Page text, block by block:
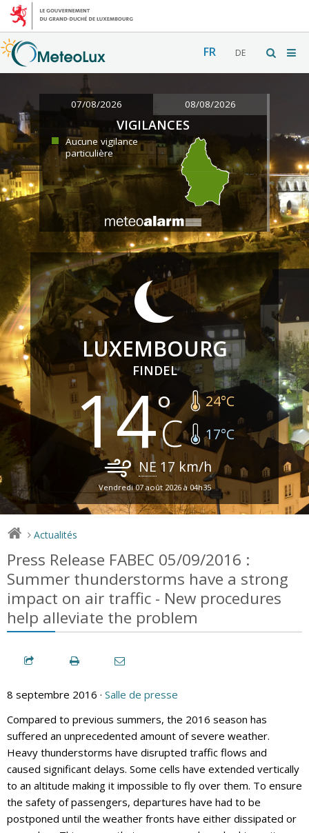
FR DE
07/08/2026 08/08/2026
VIGILANCES
Aucune vigilance
particulière
LUXEMBOURG
FINDEL
14 24°C
17°C
NE 17 km/h
Vendredi 07 août 2026 à 04h35
> Actualités
Press Release FABEC 05/09/2016 :
Summer thunderstorms have a strong
impact on air traffic - New procedures
help alleviate the problem
8 septembre 2016 · Salle de presse
Compared to previous summers, the 2016 season has
suffered an unprecedented amount of severe weather.
Heavy thunderstorms have disrupted traffic flows and
caused significant delays. Some cells have extended vertically
to an altitude making it impossible to fly over them. To ensure
the safety of passengers, departures have had to be
postponed until the weather fronts have either dissipated or